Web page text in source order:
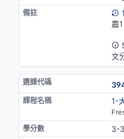
農1
文
1-
3-3